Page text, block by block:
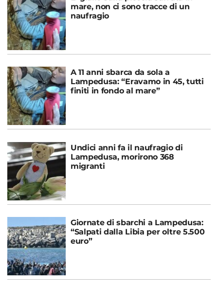
mare, non ci sono tracce di un
naufragio
A 11 anni sbarca da sola a
Lampedusa: “Eravamo in 45, tutti
finiti in fondo al mare”
Undici anni fa il naufragio di
Lampedusa, morirono 368
migranti
Giornate di sbarchi a Lampedusa:
“Salpati dalla Libia per oltre 5.500
euro”